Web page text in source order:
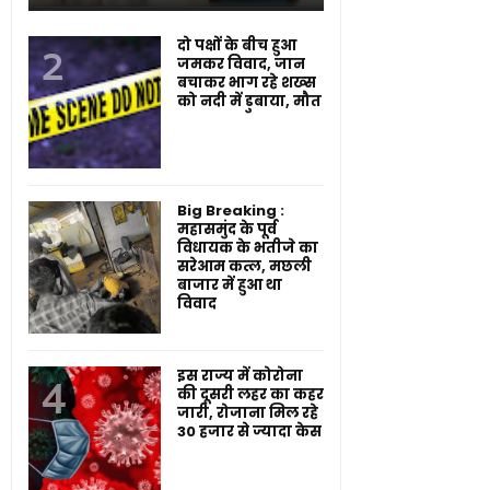
दो पक्षों के बीच हुआ
जमकर विवाद, जान
बचाकर भाग रहे शख्स
को नदी में डुबाया, मौत
Big Breaking :
महासमुंद के पूर्व
विधायक के भतीजे का
सरेआम कत्ल, मछली
बाजार में हुआ था
विवाद
इस राज्य में कोरोना
की दूसरी लहर का कहर
जारी, रोजाना मिल रहे
30 हजार से ज्यादा केस